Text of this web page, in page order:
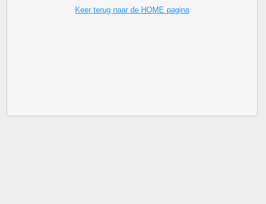
Keer terug naar de HOME pagina